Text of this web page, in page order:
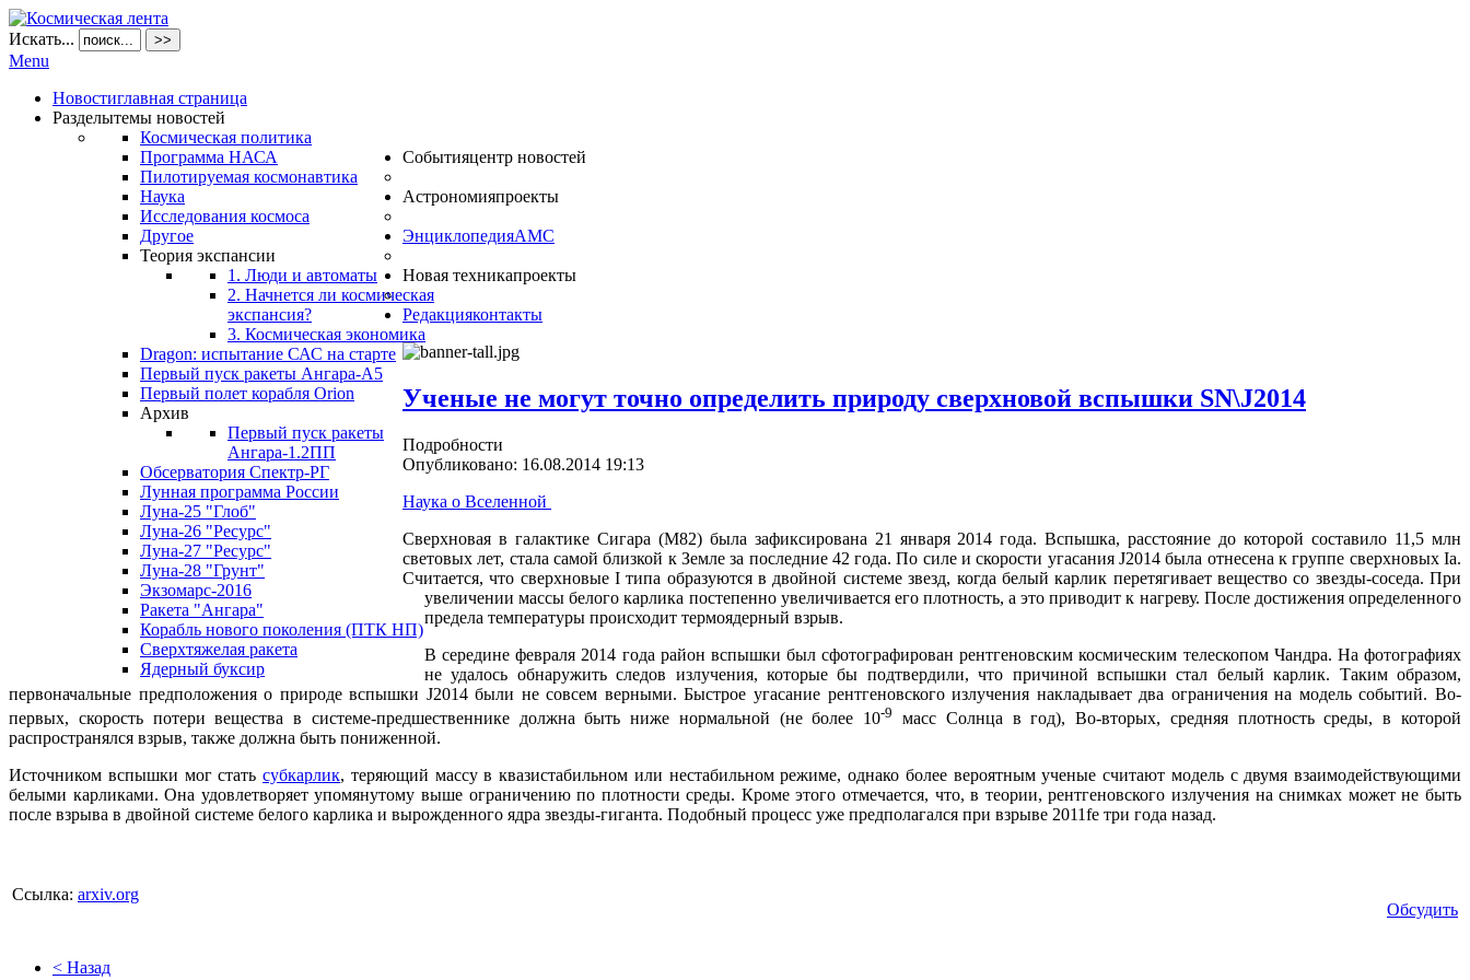
Искать... >>
Menu
Новостиглавная страница
Разделытемы новостей
Космическая политика
Программа НАСА
Пилотируемая космонавтика
Наука
Исследования космоса
Другое
Теория экспансии
1. Люди и автоматы
2. Начнется ли космическая
экспансия?
3. Космическая экономика
Событияцентр новостей
Dragon: испытание САС на старте
Первый пуск ракеты Ангара-А5
Первый полет корабля Orion
Архив
Первый пуск ракеты
Ангара-1.2ПП
Астрономияпроекты
Обсерватория Спектр-РГ
ЭнциклопедияАМС
Лунная программа России
Луна-25 "Глоб"
Луна-26 "Ресурс"
Луна-27 "Ресурс"
Луна-28 "Грунт"
Экзомарс-2016
Новая техникапроекты
Ракета "Ангара"
Корабль нового поколения (ПТК НП)
Сверхтяжелая ракета
Ядерный буксир
Редакцияконтакты
Ученые не могут точно определить природу сверхновой вспышки SN\J2014
Подробности
Опубликовано: 16.08.2014 19:13
Наука о Вселенной
Сверхновая в галактике Сигара (M82) была зафиксирована 21 января 2014 года. Вспышка, расстояние до которой составило 11,5 млн
световых лет, стала самой близкой к Земле за последние 42 года. По силе и скорости угасания J2014 была отнесена к группе сверхновых Ia.
Считается, что сверхновые I типа образуются в двойной системе звезд, когда белый карлик перетягивает вещество со звезды-соседа. При
увеличении массы белого карлика постепенно увеличивается его плотность, а это приводит к нагреву. После достижения определенного
предела температуры происходит термоядерный взрыв.
В середине февраля 2014 года район вспышки был сфотографирован рентгеновским космическим телескопом Чандра. На фотографиях
не удалось обнаружить следов излучения, которые бы подтвердили, что причиной вспышки стал белый карлик. Таким образом,
первоначальные предположения о природе вспышки J2014 были не совсем верными. Быстрое угасание рентгеновского излучения накладывает два ограничения на модель событий. Во-
первых, скорость потери вещества в системе-предшественнике должна быть ниже нормальной (не более 10-9
масс Солнца в год), Во-вторых, средняя плотность среды, в которой
распространялся взрыв, также должна быть пониженной.
Источником вспышки мог стать субкарлик, теряющий массу в квазистабильном или нестабильном режиме, однако более вероятным ученые считают модель с двумя взаимодействующими
белыми карликами. Она удовлетворяет упомянутому выше ограничению по плотности среды. Кроме этого отмечается, что, в теории, рентгеновского излучения на снимках может не быть
после взрыва в двойной системе белого карлика и вырожденного ядра звезды-гиганта. Подобный процесс уже предполагался при взрыве 2011fe три года назад.
Ссылка: arxiv.org
Обсудить
< Назад